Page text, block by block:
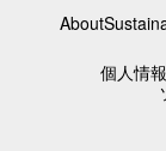
About
個人情